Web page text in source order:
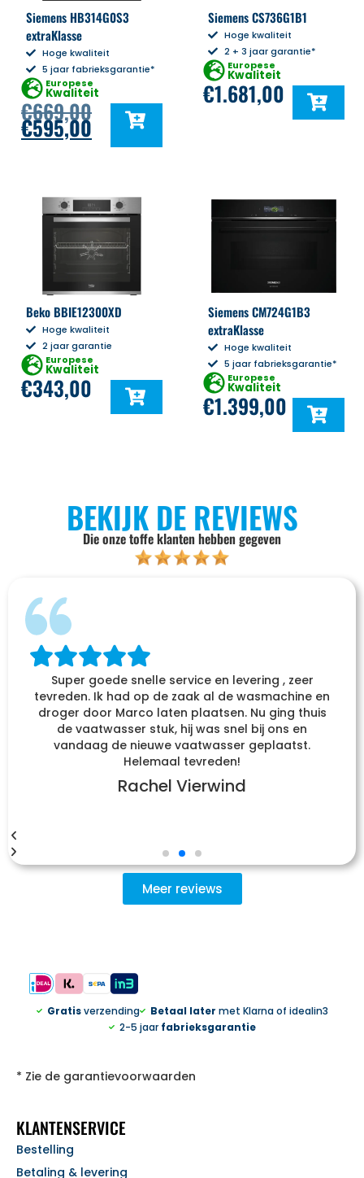
Siemens HB314G0S3
extraKlasse
Hoge kwaliteit
5 jaar fabrieksgarantie*
Europese
Kwaliteit
€669,00
€595,00
Siemens CS736G1B1
Hoge kwaliteit
2 + 3 jaar garantie*
Europese
Kwaliteit
€1.681,00
Beko BBIE12300XD
Hoge kwaliteit
2 jaar garantie
Europese
Kwaliteit
€343,00
Siemens CM724G1B3
extraKlasse
Hoge kwaliteit
5 jaar fabrieksgarantie*
Europese
Kwaliteit
€1.399,00
BEKIJK DE REVIEWS
Die onze toffe klanten hebben gegeven
Super goede snelle service en levering , zeer
tevreden. Ik had op de zaak al de wasmachine en
droger door Marco laten plaatsen. Nu ging thuis
de vaatwasser stuk, hij was snel bij ons en
vandaag de nieuwe vaatwasser geplaatst.
Helemaal tevreden!
Rachel Vierwind
Meer reviews
Gratisverzending Betaal later met Klarna of idealin3
2-5 jaar fabrieksgarantie
* Zie de garantievoorwaarden
KLANTENSERVICE
Bestelling
Betaling & levering